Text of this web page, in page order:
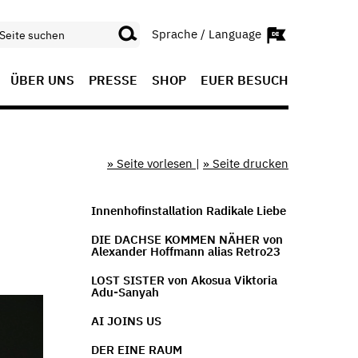
Sprache / Language
ÜBER UNS PRESSE SHOP EUER BESUCH
» Seite vorlesen | » Seite drucken
Innenhofinstallation Radikale Liebe
DIE DACHSE KOMMEN NÄHER von
Alexander Hoffmann alias Retro23
LOST SISTER von Akosua Viktoria
Adu-Sanyah
AI JOINS US
DER EINE RAUM